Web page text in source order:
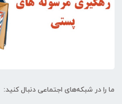
ما را در شبکه‌های اجتماعی دنبال کنید: